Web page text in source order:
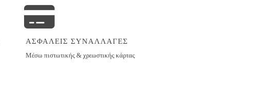
ΑΣΦΑΛΕΙΣ ΣΥΝΑΛΛΑΓΕΣ
Μέσω πιστωτικής & χρεωστικής κάρτας